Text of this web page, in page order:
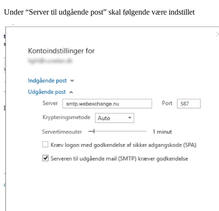
Under “Server til udgående post” skal følgende være indstillet